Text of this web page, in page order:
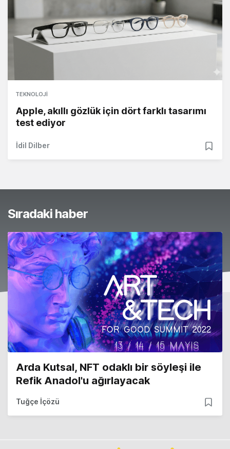
TEKNOLOJI
Apple, akıllı gözlük için dört farklı tasarımı
test ediyor
İdil Dilber
Sıradaki haber
Arda Kutsal, NFT odaklı bir söyleşi ile
Refik Anadol'u ağırlayacak
Tuğçe İçözü